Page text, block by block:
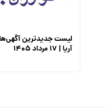
لیست جدیدترین
آریا | ۱۷ مرداد ۱۴۰۵